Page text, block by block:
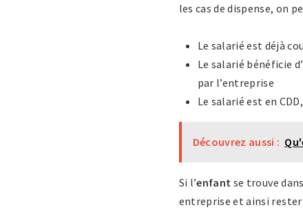
les cas de dispense, on
Le salarié est déjà
Le salarié bénéficie
par l’entreprise
Le salarié est en
Découvrez aussi :
Si l’enfant se trouve
entreprise et ainsi